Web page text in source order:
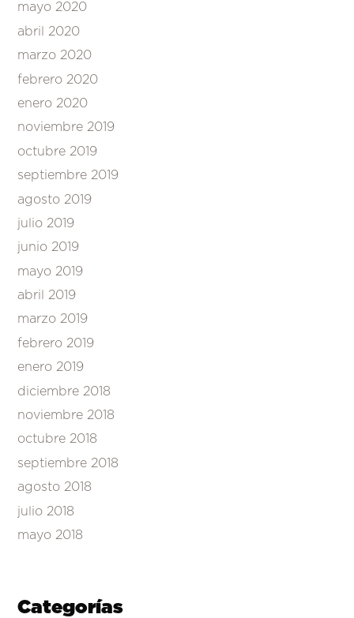
mayo 2020
abril 2020
marzo 2020
febrero 2020
enero 2020
noviembre 2019
octubre 2019
septiembre 2019
agosto 2019
julio 2019
junio 2019
mayo 2019
abril 2019
marzo 2019
febrero 2019
enero 2019
diciembre 2018
noviembre 2018
octubre 2018
septiembre 2018
agosto 2018
julio 2018
mayo 2018
Categorías